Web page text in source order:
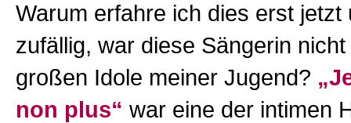
Warum erfahre ich dies erst jetzt
zufällig, war diese Sängerin
großen Idole meiner Jugend?
non plus“ war eine der intimen